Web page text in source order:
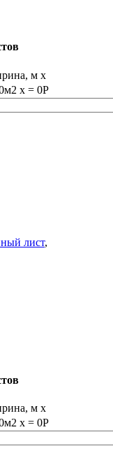
м x
м2 x = 0Р
лист,
м x
м2 x = 0Р